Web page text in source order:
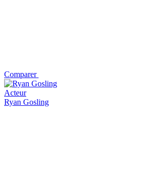
Comparer
Acteur
Ryan Gosling